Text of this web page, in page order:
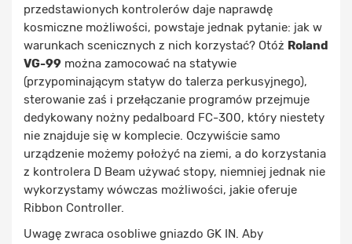
przedstawionych kontrolerów daje naprawdę
kosmiczne możliwości, powstaje jednak pytanie: jak w
warunkach scenicznych z nich korzystać? Otóż Roland
VG-99 można zamocować na statywie
(przypominającym statyw do talerza perkusyjnego),
sterowanie zaś i przełączanie programów przejmuje
dedykowany nożny pedalboard FC-300, który niestety
nie znajduje się w komplecie. Oczywiście samo
urządzenie możemy położyć na ziemi, a do korzystania
z kontrolera D Beam używać stopy, niemniej jednak nie
wykorzystamy wówczas możliwości, jakie oferuje
Ribbon Controller.
Uwagę zwraca osobliwe gniazdo GK IN. Aby